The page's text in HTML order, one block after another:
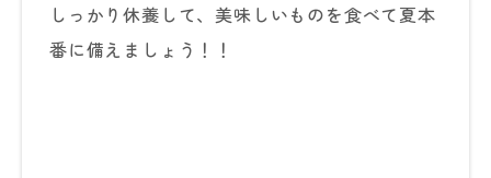
しっかり休養して、美味しいものを食べて夏本
番に備えましょう！！